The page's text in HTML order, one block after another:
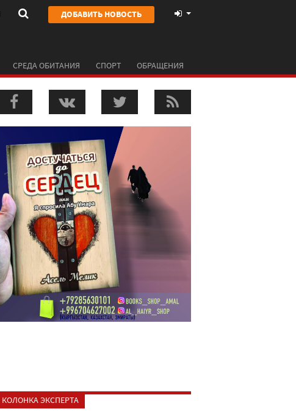
ДОБАВИТЬ НОВОСТЬ
СРЕДА ОБИТАНИЯ СПОРТ ОБРАЩЕНИЯ
КОЛОНКА ЭКСПЕРТА